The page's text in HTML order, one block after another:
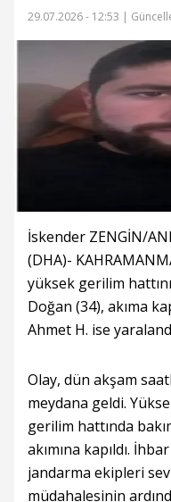
29.07.2026 - 12:53 |
İskender ZENGİN/
(DHA)-
yüksek gerilim
Doğan (34), akıma
Ahmet H. ise
Olay, dün akşam
meydana geldi.
gerilim hattında
akımına kapıldı.
jandarma ekipleri
müdahalesinin